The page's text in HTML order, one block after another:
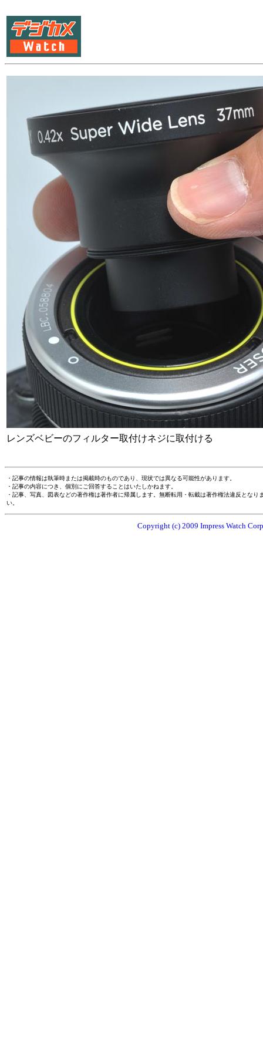
レンズベビーのフィルター取付けネジに取付ける
・記事の情報は執筆時または掲載時のものであり、現状では異なる可能性があります。
・記事の内容につき、個別にご回答することはいたしかねます。
・記事、写真、図表などの著作権は著作者に帰属します。無断転用・転載は著作権法違反とな
い。
Copyright (c) 2009 Impress Watch